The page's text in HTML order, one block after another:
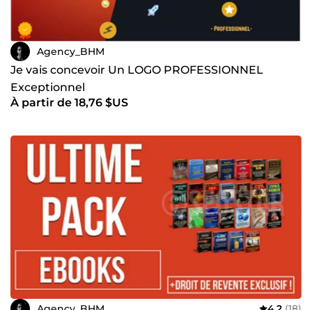
Agency_BHM
Je vais concevoir Un LOGO PROFESSIONNEL
Exceptionnel
À partir de 18,76 $US